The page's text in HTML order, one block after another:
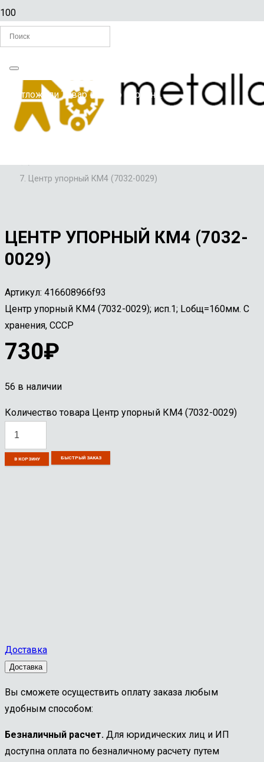
Вы отложилиТоварв свою корзину.
Главная
/
ВСПОМОГАТЕЛЬНЫЙ ИНСТРУМЕНТ
Центр упорный КМ4 (7032-0029)
ЦЕНТР УПОРНЫЙ КМ4 (7032-
0029)
Артикул: 416608966f93
Центр упорный КМ4 (7032-0029); исп.1; Lобщ=160мм. С
хранения, СССР
730₽
56 в наличии
Количество товара Центр упорный КМ4 (7032-0029)
В КОРЗИНУ БЫСТРЫЙ ЗАКАЗ
Доставка
Доставка
Вы сможете осуществить оплату заказа любым
удобным способом:
Безналичный расчет. Для юридических лиц и ИП
доступна оплата по безналичному расчету путем